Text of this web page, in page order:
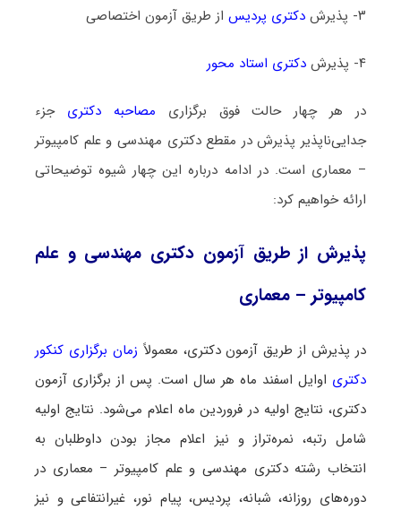
۳- پذیرش دکتری پردیساز طریق آزمون اختصاصی
۴- پذیرش دکتری استاد محور
در هر چهار حالت فوق برگزاری مصاحبه دکتری جزء
جدایی‌ناپذیر پذیرش در مقطع دکتری مهندسی و علم کامپیوتر
– معماری است. در ادامه درباره این چهار شیوه توضیحاتی
ارائه خواهیم کرد:
پذیرش از طریق آزمون دکتری مهندسی و علم
کامپیوتر – معماری
در پذیرش از طریق آزمون دکتری، معمولاً زمان برگزاری کنکور
دکتری اوایل اسفند ماه هر سال است. پس از برگزاری آزمون
دکتری، نتایج اولیه در فروردین ماه اعلام می‌شود. نتایج اولیه
شامل رتبه، نمره‌تراز و نیز اعلام مجاز بودن داوطلبان به
انتخاب رشته دکتری مهندسی و علم کامپیوتر – معماری در
دوره‌های روزانه، شبانه، پردیس، پیام نور، غیرانتفاعی و نیز